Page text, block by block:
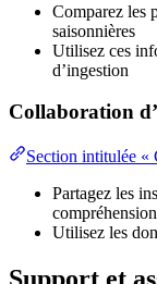
Comparez les
saisonnières
Utilisez ces
d’ingestion
Collaboration
Section intitulée «
Partagez les
Utilisez les